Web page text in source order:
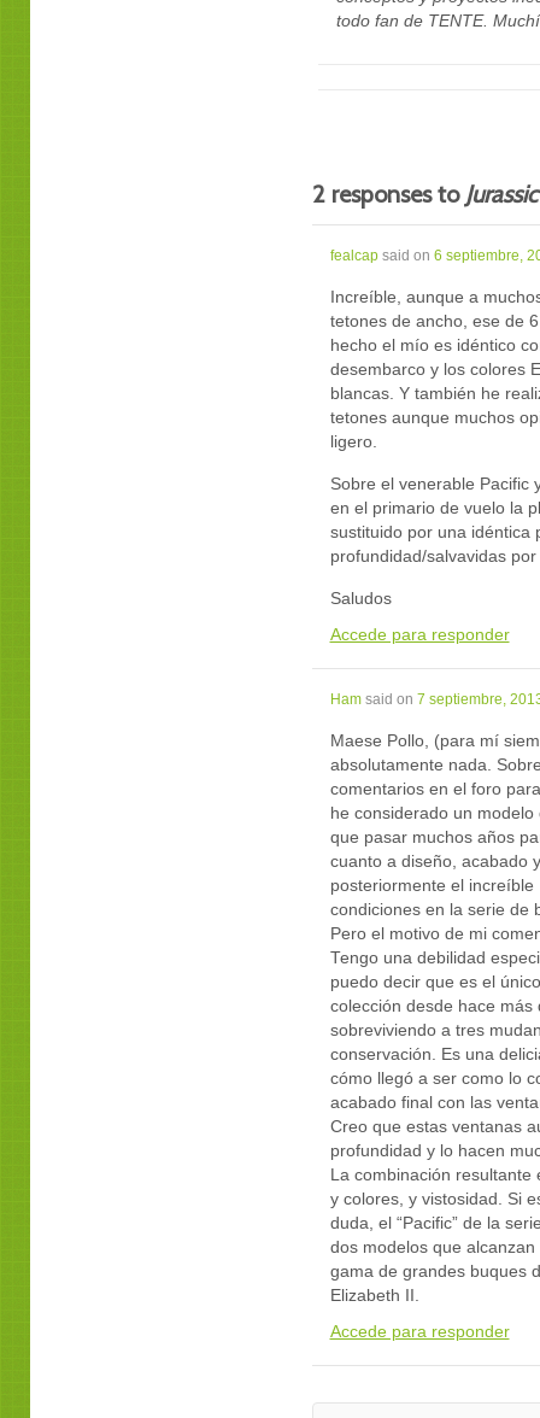
todo fan de TENTE.
2 responses to
fealcapsaid on 6 septiembre,
Increíble, aunque a
tetones de ancho, ese de
hecho el mío es idéntico
desembarco y los colores
blancas. Y también he
tetones aunque muchos
ligero.
Sobre el venerable Pacific
en el primario de vuelo la
sustituido por una idéntica
profundidad/salvavidas
Saludos
Accede para responder
Hamsaid on 7 septiembre,
Maese Pollo, (para mí
absolutamente nada.
comentarios en el foro
he considerado un
que pasar muchos años
cuanto a diseño, acabado
posteriormente el
condiciones en la serie de
Pero el motivo de mi
Tengo una debilidad
puedo decir que es el
colección desde hace
sobreviviendo a tres
conservación. Es una
cómo llegó a ser como lo
acabado final con las
Creo que estas ventanas
profundidad y lo hacen
La combinación
y colores, y vistosidad. Si
duda, el “Pacific” de la
dos modelos que
gama de grandes buques
Elizabeth II.
Accede para responder